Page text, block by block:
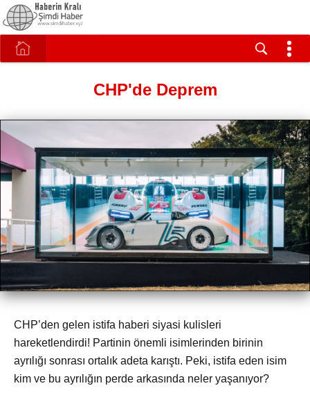
CHP'de Deprem
CHP’den gelen istifa haberi siyasi kulisleri
hareketlendirdi! Partinin önemli isimlerinden birinin
ayrılığı sonrası ortalık adeta karıştı. Peki, istifa eden isim
kim ve bu ayrılığın perde arkasında neler yaşanıyor?